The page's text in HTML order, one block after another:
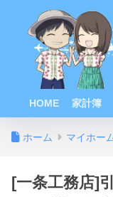
HOME 家計簿
ホーム マイホー
[一条工務店]